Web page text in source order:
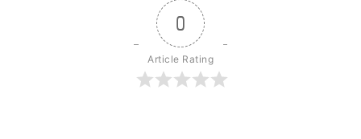
0
Article Rating